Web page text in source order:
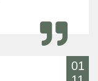
01